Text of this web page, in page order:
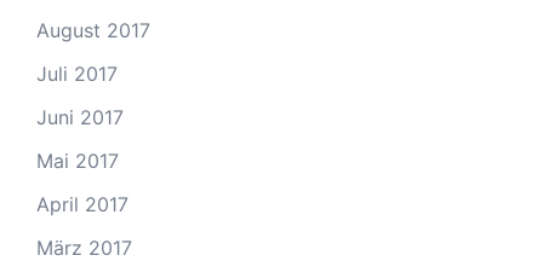
August 2017
Juli 2017
Juni 2017
Mai 2017
April 2017
März 2017